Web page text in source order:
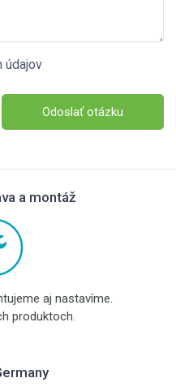
údajov
Odoslať otázku
a montáž
aj nastavíme.
produktoch.